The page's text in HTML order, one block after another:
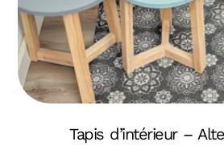
Tapis d’intérieur –